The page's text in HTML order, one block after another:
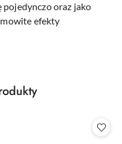
oraz jako
efekty